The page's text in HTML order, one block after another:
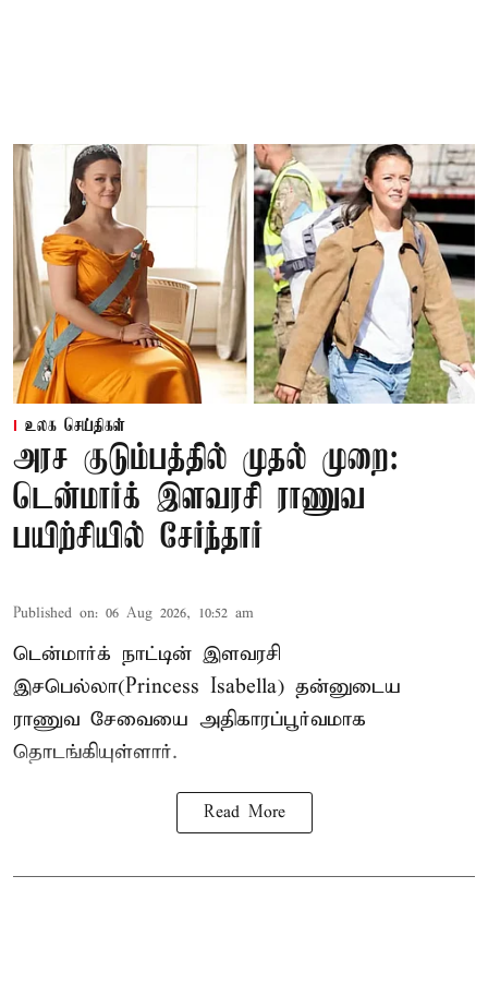
உலக செய்திகள்
அரச குடும்பத்தில் முதல் முறை:
டென்மார்க் இளவரசி ராணுவ
பயிற்சியில் சேர்ந்தார்
Published on: 06 Aug 2026, 10:52 am
டென்மார்க் நாட்டின் இளவரசி
இசபெல்லா(Princess Isabella) தன்னுடைய
ராணுவ சேவையை அதிகாரப்பூர்வமாக
தொடங்கியுள்ளார்.
Read More